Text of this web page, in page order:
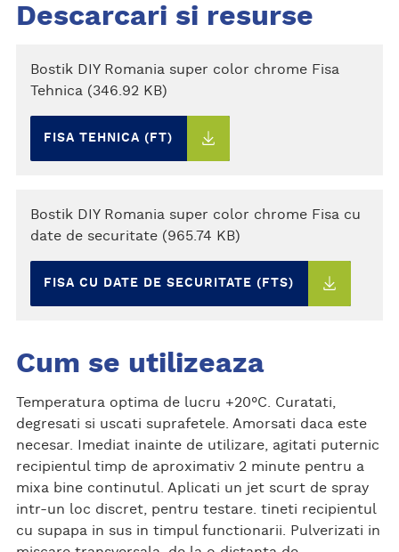
Descarcari si resurse
Bostik DIY Romania super color chrome Fisa
Tehnica (346.92 KB)
FISA TEHNICA (FT)
Bostik DIY Romania super color chrome Fisa cu
date de securitate (965.74 KB)
FISA CU DATE DE SECURITATE (FTS)
Cum se utilizeaza
Temperatura optima de lucru +20°C. Curatati,
degresati si uscati suprafetele. Amorsati daca este
necesar. Imediat inainte de utilizare, agitati puternic
recipientul timp de aproximativ 2 minute pentru a
mixa bine continutul. Aplicati un jet scurt de spray
intr-un loc discret, pentru testare. tineti recipientul
cu supapa in sus in timpul functionarii. Pulverizati in